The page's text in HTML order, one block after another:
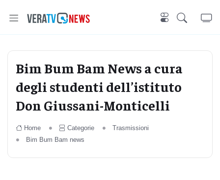
Bim Bum Bam News a cura
degli studenti dell’istituto
Don Giussani-Monticelli
Home Categorie
Trasmissioni
Bim Bum Bam news